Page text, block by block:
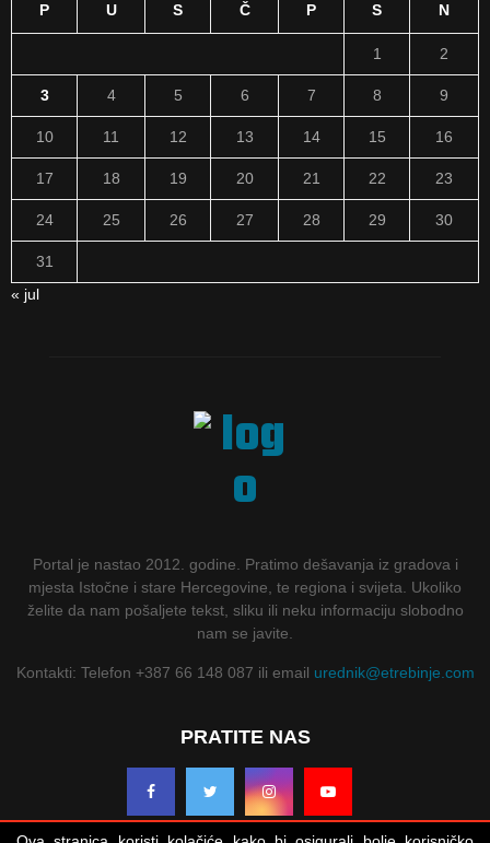
P U S Č P S N
1 2
3 4 5 6 7 8 9
10 11 12 13 14 15 16
17 18 19 20 21 22 23
24 25 26 27 28 29 30
31
« jul
Portal je nastao 2012. godine. Pratimo dešavanja iz gradova i
mjesta Istočne i stare Hercegovine, te regiona i svijeta. Ukoliko
želite da nam pošaljete tekst, sliku ili neku informaciju slobodno
nam se javite.
Kontakti: Telefon +387 66 148 087 ili email urednik@etrebinje.com
PRATITE NAS